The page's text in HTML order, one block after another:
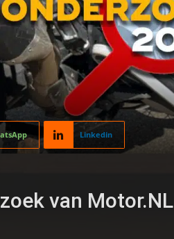
Linkedin
van Motor.NL